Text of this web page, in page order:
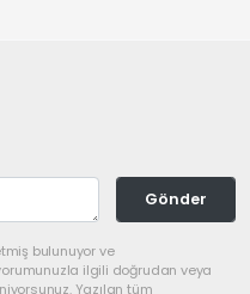
Gönder
bulunuyor ve
ilgili doğrudan veya
Yazılan tüm